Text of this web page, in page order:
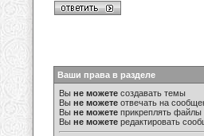
Ваши права в разделе
Вы не можете создавать темы
Вы не можете отвечать на
Вы не можете прикреплять файлы
Вы не можете редактировать